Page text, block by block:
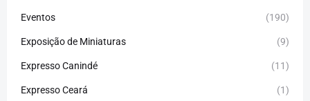
Eventos (190)
Exposição de Miniaturas (9)
Expresso Canindé (11)
Expresso Ceará (1)